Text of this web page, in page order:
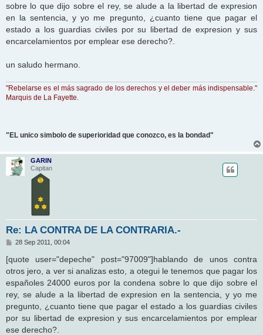
e
sobre lo que dijo sobre el rey, se alude a la libertad de expresion
en la sentencia, y yo me pregunto, ¿cuanto tiene que pagar el
estado a los guardias civiles por su libertad de expresion y sus
encarcelamientos por emplear ese derecho?.
un saludo hermano.
"Rebelarse es el más sagrado de los derechos y el deber más indispensable."
Marquis de La Fayette.
"EL unico simbolo de superioridad que conozco, es la bondad"
GARIN
Capitan
Re: LA CONTRA DE LA CONTRARIA.-
M
n
s
a
e
28 Sep 2011, 00:04
[quote user="depeche" post="97009"]hablando de unos contra
otros jero, a ver si analizas esto, a otegui le tenemos que pagar los
españoles 24000 euros por la condena sobre lo que dijo sobre el
rey, se alude a la libertad de expresion en la sentencia, y yo me
pregunto, ¿cuanto tiene que pagar el estado a los guardias civiles
por su libertad de expresion y sus encarcelamientos por emplear
ese derecho?.